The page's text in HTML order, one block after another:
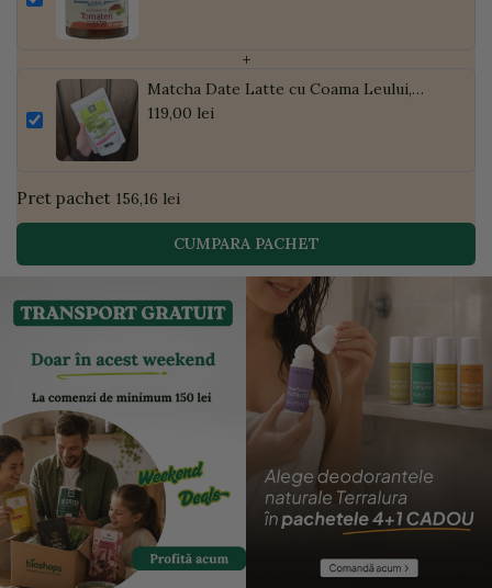
+
Matcha Date Latte cu Coama Leului,
Pudră de Curmale și Ghimbir, ECO, 300g
119,00 lei
Pret pachet 156,16 lei
CUMPARA PACHET